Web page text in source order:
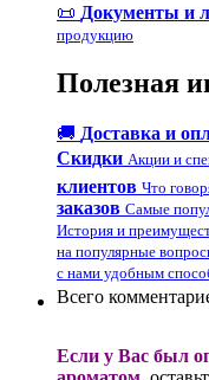
📜 Документы и
продукцию
Полезная
🚚 Доставка и
Скидки Акции и
клиентов Что
заказов Самые
История и
на популярные
с нами удобным
Всего
Если у Вас был